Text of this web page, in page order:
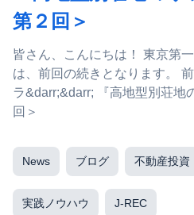
第２回＞
皆さん、こんにちは！ 東京第一支
は、前回の続きとなります。 前回の第1回のブログはコチ
ラ&darr;&darr; 『高地型別荘地のリフォーム事情』＜第１
回＞
News ブログ 不動産投資
実践ノウハウ J-REC